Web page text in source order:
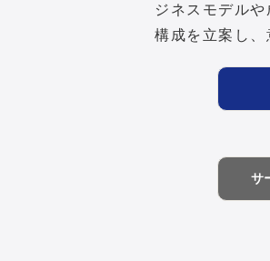
ジネスモデル
構成を立案し、
サ